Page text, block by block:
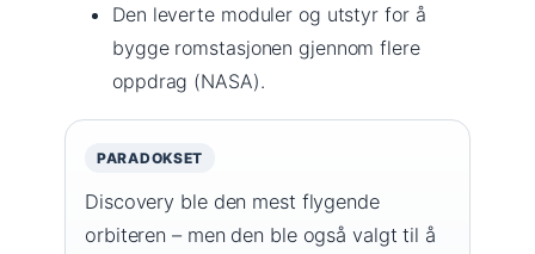
Den leverte moduler og utstyr for å
bygge romstasjonen gjennom flere
oppdrag (NASA).
PARADOKSET
Discovery ble den mest flygende
orbiteren – men den ble også valgt til å